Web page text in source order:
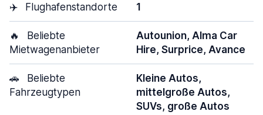
✈️ Flughafenstandorte 1
🔥
Beliebte
Mietwagenanbieter
Autounion, Alma Car
Hire, Surprice, Avance
🚗
Beliebte
Fahrzeugtypen
Kleine Autos,
mittelgroße Autos,
SUVs, große Autos